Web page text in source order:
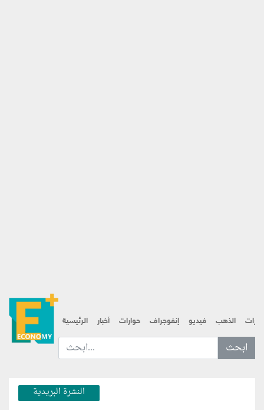
الرئيسية أخبار حوارات إنفوجراف فيديو الذهب
ابحث عن... :
النشرة البريدية